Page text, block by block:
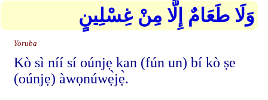
وَلَا طَعَامٌ إِلَّا مِنْ غِسْلِينٍ
Yoruba
Kò sì níí sí oúnjẹ kan (fún un) bí kò ṣe
(oúnjẹ) àwọnúwẹ̀jẹ̀.